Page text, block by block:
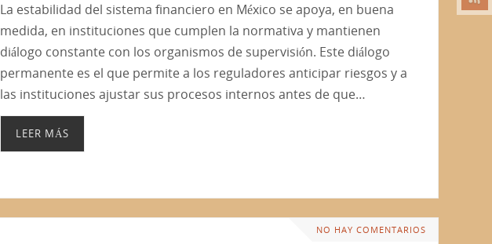
La estabilidad del sistema financiero en México se apoya, en buena
medida, en instituciones que cumplen la normativa y mantienen
diálogo constante con los organismos de supervisión. Este diálogo
permanente es el que permite a los reguladores anticipar riesgos y a
las instituciones ajustar sus procesos internos antes de que…
LEER MÁS
NO HAY COMENTARIOS